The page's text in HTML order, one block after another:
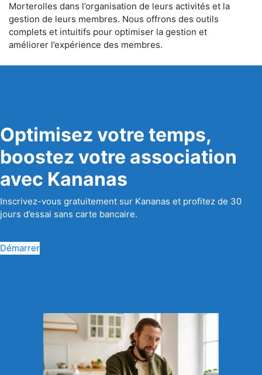
Morterolles dans l’organisation de leurs activités et la
gestion de leurs membres. Nous offrons des outils
complets et intuitifs pour optimiser la gestion et
améliorer l’expérience des membres.
Optimisez votre temps,
boostez votre association
avec Kananas
Inscrivez-vous gratuitement sur Kananas et profitez de 30
jours d’essai sans carte bancaire.
Démarrer